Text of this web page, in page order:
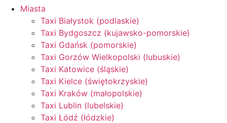
Miasta
Taxi Białystok (podlaskie)
Taxi Bydgoszcz (kujawsko-pomorskie)
Taxi Gdańsk (pomorskie)
Taxi Gorzów Wielkopolski (lubuskie)
Taxi Katowice (śląskie)
Taxi Kielce (świętokrzyskie)
Taxi Kraków (małopolskie)
Taxi Lublin (lubelskie)
Taxi Łódź (łódzkie)